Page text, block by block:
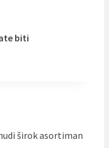
biti
širok asortiman